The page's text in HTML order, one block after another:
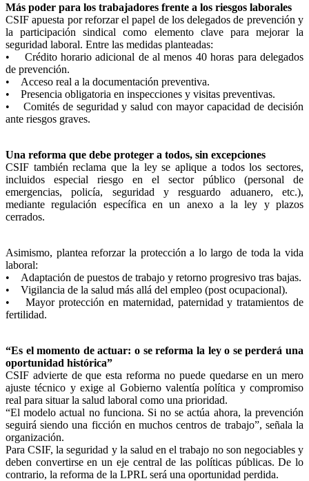
Más poder para los trabajadores frente a los riesgos laborales
CSIF apuesta por reforzar el papel de los delegados de prevención y
la participación sindical como elemento clave para mejorar la
seguridad laboral. Entre las medidas planteadas:
• Crédito horario adicional de al menos 40 horas para delegados
de prevención.
• Acceso real a la documentación preventiva.
• Presencia obligatoria en inspecciones y visitas preventivas.
• Comités de seguridad y salud con mayor capacidad de decisión
ante riesgos graves.
Una reforma que debe proteger a todos, sin excepciones
CSIF también reclama que la ley se aplique a todos los sectores,
incluidos especial riesgo en el sector público (personal de
emergencias, policía, seguridad y resguardo aduanero, etc.),
mediante regulación específica en un anexo a la ley y plazos
cerrados.
Asimismo, plantea reforzar la protección a lo largo de toda la vida
laboral:
• Adaptación de puestos de trabajo y retorno progresivo tras bajas.
• Vigilancia de la salud más allá del empleo (post ocupacional).
• Mayor protección en maternidad, paternidad y tratamientos de
fertilidad.
“Es el momento de actuar: o se reforma la ley o se perderá una
oportunidad histórica”
CSIF advierte de que esta reforma no puede quedarse en un mero
ajuste técnico y exige al Gobierno valentía política y compromiso
real para situar la salud laboral como una prioridad.
“El modelo actual no funciona. Si no se actúa ahora, la prevención
seguirá siendo una ficción en muchos centros de trabajo”, señala la
organización.
Para CSIF, la seguridad y la salud en el trabajo no son negociables y
deben convertirse en un eje central de las políticas públicas. De lo
contrario, la reforma de la LPRL será una oportunidad perdida.